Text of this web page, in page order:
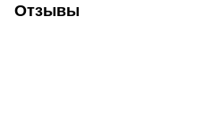
Отзывы